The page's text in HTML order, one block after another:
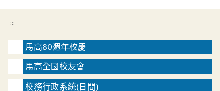
:::
馬高80週年校慶
馬高全國校友會
校務行政系統(日間)